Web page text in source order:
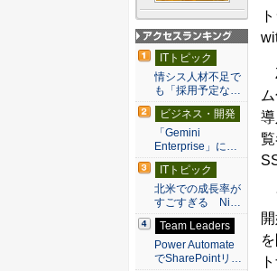
アクセスランキン
グ
ITトピック
情シス人材不足で
も「採用予定な…
ビジネス・開発
「Gemini
Enterprise」に…
ITトピック
北米での成長率が
すごすぎる Ni…
Team Leaders
Power Automate
でSharePointリ…